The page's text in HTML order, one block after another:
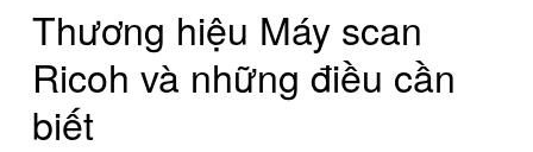
Thương hiệu Máy scan
Ricoh và những điều cần
biết